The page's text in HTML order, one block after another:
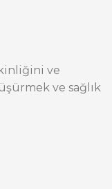
ve
ve sağlık